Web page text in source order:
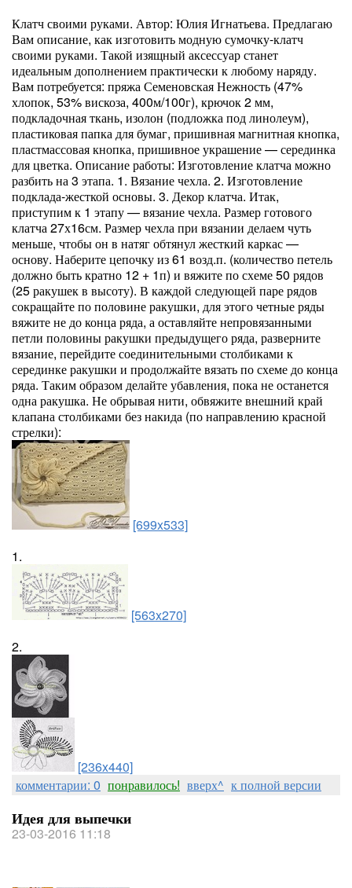
Клатч своими руками. Автор: Юлия Игнатьева. Предлагаю
Вам описание, как изготовить модную сумочку-клатч
своими руками. Такой изящный аксессуар станет
идеальным дополнением практически к любому наряду.
Вам потребуется: пряжа Семеновская Нежность (47%
хлопок, 53% вискоза, 400м/100г), крючок 2 мм,
подкладочная ткань, изолон (подложка под линолеум),
пластиковая папка для бумаг, пришивная магнитная кнопка,
пластмассовая кнопка, пришивное украшение — серединка
для цветка. Описание работы: Изготовление клатча можно
разбить на 3 этапа. 1. Вязание чехла. 2. Изготовление
подклада-жесткой основы. 3. Декор клатча. Итак,
приступим к 1 этапу — вязание чехла. Размер готового
клатча 27х16см. Размер чехла при вязании делаем чуть
меньше, чтобы он в натяг обтянул жесткий каркас —
основу. Наберите цепочку из 61 возд.п. (количество петель
должно быть кратно 12 + 1п) и вяжите по схеме 50 рядов
(25 ракушек в высоту). В каждой следующей паре рядов
сокращайте по половине ракушки, для этого четные ряды
вяжите не до конца ряда, а оставляйте непровязанными
петли половины ракушки предыдущего ряда, разверните
вязание, перейдите соединительными столбиками к
серединке ракушки и продолжайте вязать по схеме до конца
ряда. Таким образом делайте убавления, пока не останется
одна ракушка. Не обрывая нити, обвяжите внешний край
клапана столбиками без накида (по направлению красной
стрелки):
[699x533]
1.
[563x270]
2.
[236x440]
комментарии: 0 понравилось! вверх^ к полной версии
Идея для выпечки
23-03-2016 11:18